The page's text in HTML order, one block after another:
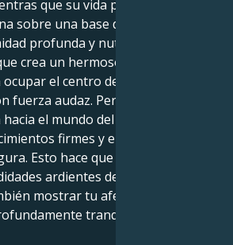
que su vida privada de
sobre una base de seguridad
profunda y nutritiva.
crea un hermoso tira y afloja. Tu
el centro del escenario,
fuerza audaz. Pero tu Venus en
el mundo del hogar y la
firmes y el deseo de una
Esto hace que no sólo puedas
ardientes de la conexión
mostrar tu afecto de una
tranquilizadora,